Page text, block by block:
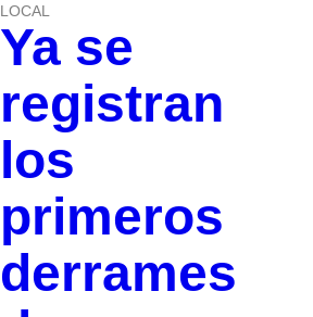
LOCAL
Ya se
registran
los
primeros
derrames